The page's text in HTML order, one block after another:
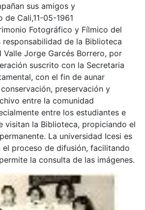
sus amigos y
de Cali,11-05-1961
Fotográfico y Fílmico del
responsabilidad de la Biblioteca
Valle Jorge Garcés Borrero, por
suscrito con la Secretaria
con el fin de aunar
preservación y
entre la comunidad
entre los estudiantes e
visitan la Biblioteca, propiciando el
La universidad Icesi es
el proceso de difusión, facilitando
la consulta de las imágenes.